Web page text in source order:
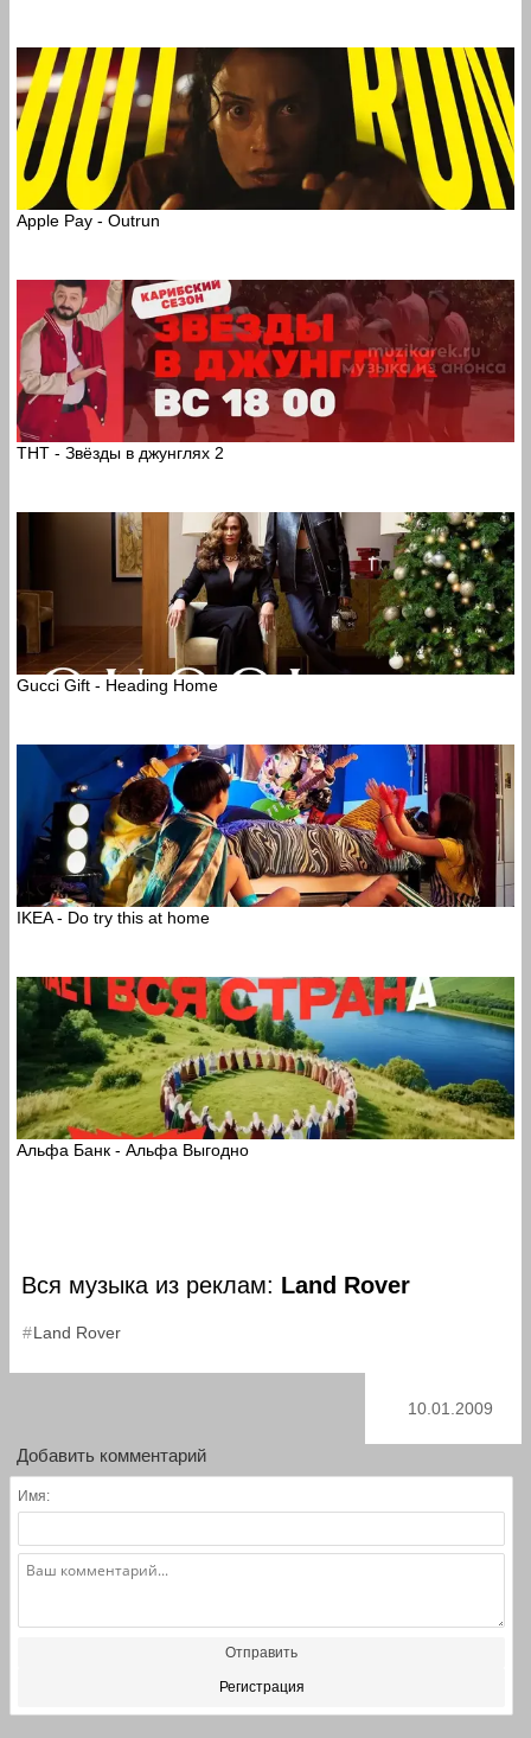
Apple Pay - Outrun
ТНТ - Звёзды в джунглях 2
Gucci Gift - Heading Home
IKEA - Do try this at home
Альфа Банк - Альфа Выгодно
Вся музыка из реклам: Land Rover
Land Rover
10.01.2009
Добавить комментарий
Имя:
Отправить
Регистрация